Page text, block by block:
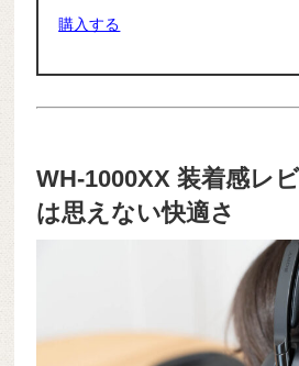
購入する
WH-1000XX 装着感レ
は思えない快適さ